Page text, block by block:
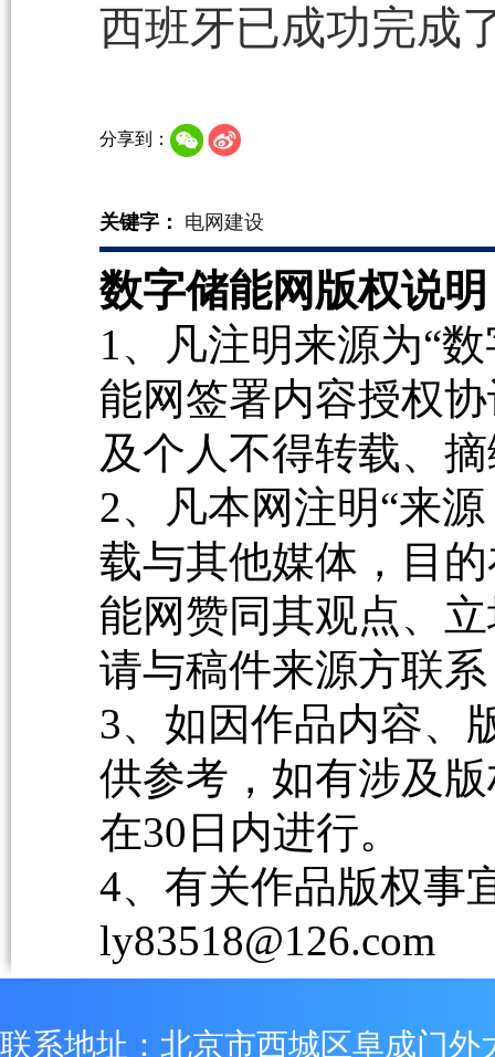
西班牙已成功完成
分享到：
关键字： 电网建设
数字储能网版权说
1、凡注明来源为“
能网签署内容授权
及个人不得转载、
2、凡本网注明“来
载与其他媒体，目
能网赞同其观点、
请与稿件来源方联
3、如因作品内容、
供参考，如有涉及
在30日内进行。
4、有关作品版权事
ly83518@126.com
联系地址：北京市西城区阜成门外